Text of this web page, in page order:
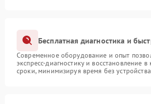
Бесплатная диагностика и
Современное оборудование и опыт
экспресс-диагностику и восстановление
сроки, минимизируя время без устройства